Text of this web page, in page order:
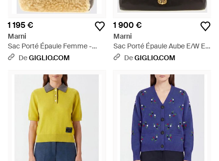
1 195 €
Marni
Sac Porté Épaule Femme -
Neutre
DeGIGLIO.COM
1 900 €
Marni
Sac Porté Épaule Aube E/W En
Cuir De Veau Avec Double Anse
DeGIGLIO.COM